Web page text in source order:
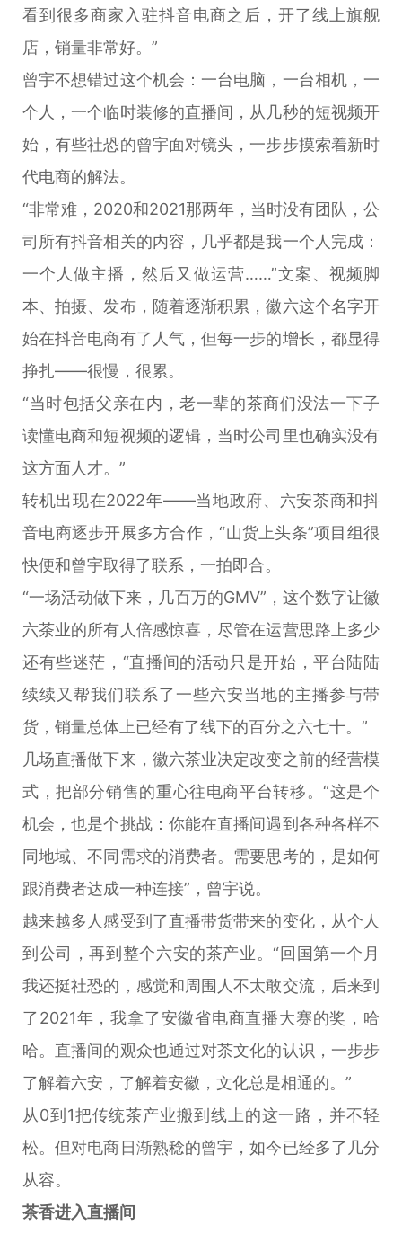
看到很多商家入驻抖音电商之后，开了线上旗舰
店，销量非常好。”
曾宇不想错过这个机会：一台电脑，一台相机，一
个人，一个临时装修的直播间，从几秒的短视频开
始，有些社恐的曾宇面对镜头，一步步摸索着新时
代电商的解法。
“非常难，2020和2021那两年，当时没有团队，公
司所有抖音相关的内容，几乎都是我一个人完成：
一个人做主播，然后又做运营……”文案、视频脚
本、拍摄、发布，随着逐渐积累，徽六这个名字开
始在抖音电商有了人气，但每一步的增长，都显得
挣扎——很慢，很累。
“当时包括父亲在内，老一辈的茶商们没法一下子
读懂电商和短视频的逻辑，当时公司里也确实没有
这方面人才。”
转机出现在2022年——当地政府、六安茶商和抖
音电商逐步开展多方合作，“山货上头条”项目组很
快便和曾宇取得了联系，一拍即合。
“一场活动做下来，几百万的GMV”，这个数字让徽
六茶业的所有人倍感惊喜，尽管在运营思路上多少
还有些迷茫，“直播间的活动只是开始，平台陆陆
续续又帮我们联系了一些六安当地的主播参与带
货，销量总体上已经有了线下的百分之六七十。”
几场直播做下来，徽六茶业决定改变之前的经营模
式，把部分销售的重心往电商平台转移。“这是个
机会，也是个挑战：你能在直播间遇到各种各样不
同地域、不同需求的消费者。需要思考的，是如何
跟消费者达成一种连接”，曾宇说。
越来越多人感受到了直播带货带来的变化，从个人
到公司，再到整个六安的茶产业。“回国第一个月
我还挺社恐的，感觉和周围人不太敢交流，后来到
了2021年，我拿了安徽省电商直播大赛的奖，哈
哈。直播间的观众也通过对茶文化的认识，一步步
了解着六安，了解着安徽，文化总是相通的。”
从0到1把传统茶产业搬到线上的这一路，并不轻
松。但对电商日渐熟稔的曾宇，如今已经多了几分
从容。
茶香进入直播间